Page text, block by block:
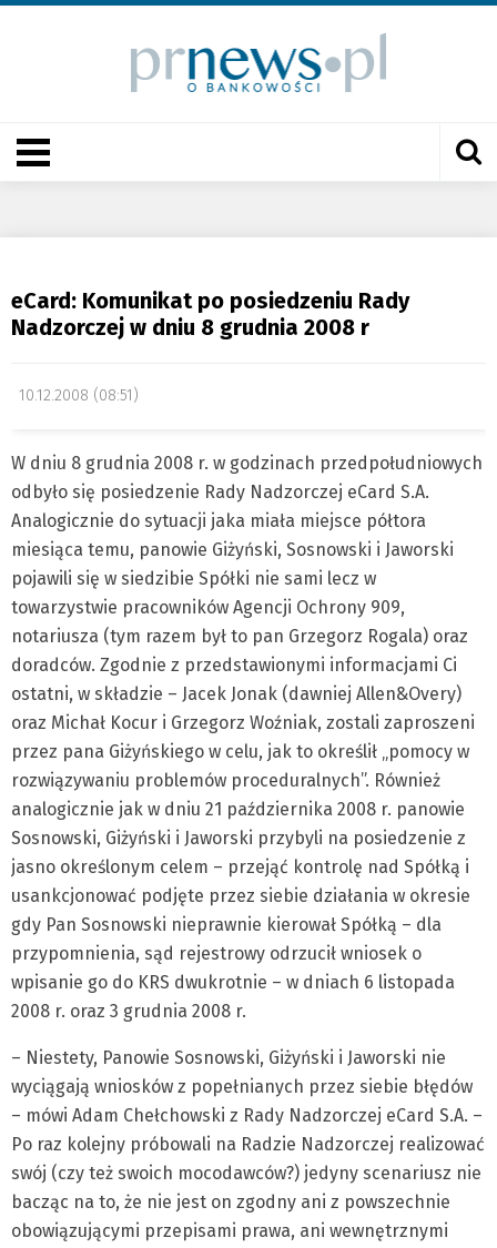
eCard: Komunikat po posiedzeniu Rady
Nadzorczej w dniu 8 grudnia 2008 r
10.12.2008 (08:51)
W dniu 8 grudnia 2008 r. w godzinach przedpołudniowych
odbyło się posiedzenie Rady Nadzorczej eCard S.A.
Analogicznie do sytuacji jaka miała miejsce półtora
miesiąca temu, panowie Giżyński, Sosnowski i Jaworski
pojawili się w siedzibie Spółki nie sami lecz w
towarzystwie pracowników Agencji Ochrony 909,
notariusza (tym razem był to pan Grzegorz Rogala) oraz
doradców. Zgodnie z przedstawionymi informacjami Ci
ostatni, w składzie – Jacek Jonak (dawniej Allen&Overy)
oraz Michał Kocur i Grzegorz Woźniak, zostali zaproszeni
przez pana Giżyńskiego w celu, jak to określił „pomocy w
rozwiązywaniu problemów proceduralnych”. Również
analogicznie jak w dniu 21 października 2008 r. panowie
Sosnowski, Giżyński i Jaworski przybyli na posiedzenie z
jasno określonym celem – przejąć kontrolę nad Spółką i
usankcjonować podjęte przez siebie działania w okresie
gdy Pan Sosnowski nieprawnie kierował Spółką – dla
przypomnienia, sąd rejestrowy odrzucił wniosek o
wpisanie go do KRS dwukrotnie – w dniach 6 listopada
2008 r. oraz 3 grudnia 2008 r.
– Niestety, Panowie Sosnowski, Giżyński i Jaworski nie
wyciągają wniosków z popełnianych przez siebie błędów
– mówi Adam Chełchowski z Rady Nadzorczej eCard S.A. –
Po raz kolejny próbowali na Radzie Nadzorczej realizować
swój (czy też swoich mocodawców?) jedyny scenariusz nie
bacząc na to, że nie jest on zgodny ani z powszechnie
obowiązującymi przepisami prawa, ani wewnętrznymi